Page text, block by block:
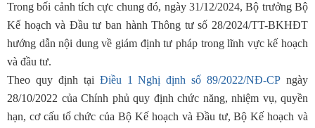
Trong bối cảnh tích cực chung đó, ngày 31/12/2024, Bộ trưởng Bộ
Kế hoạch và Đầu tư ban hành Thông tư số 28/2024/TT-BKHĐT
hướng dẫn nội dung về giám định tư pháp trong lĩnh vực kế hoạch
và đầu tư.
Theo quy định tại Điều 1 Nghị định số 89/2022/NĐ-CP ngày
28/10/2022 của Chính phủ quy định chức năng, nhiệm vụ, quyền
hạn, cơ cấu tổ chức của Bộ Kế hoạch và Đầu tư, Bộ Kế hoạch và